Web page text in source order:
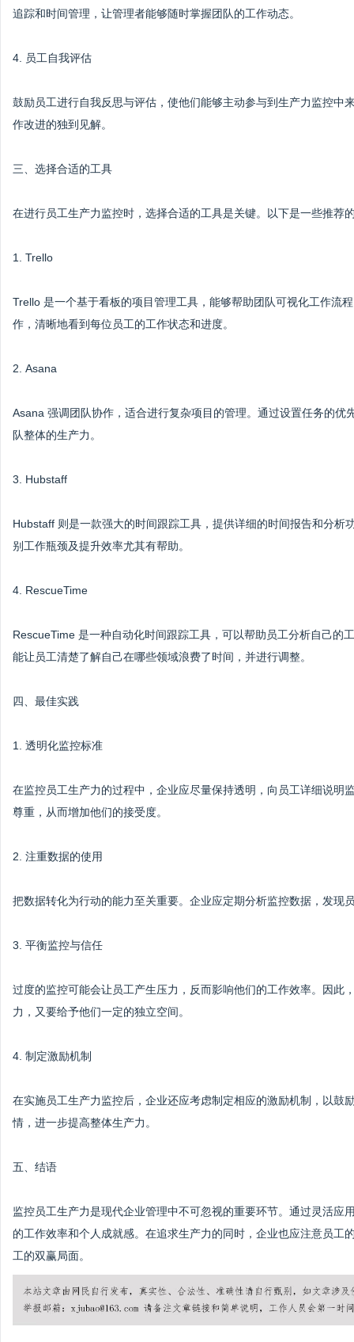
追踪和时间管理，让管理者能够随时掌握团队的工作动态。
4. 员工自我评估
鼓励员工进行自我反思与评估，使他们能够主动参与到生产力监控中
作改进的独到见解。
三、选择合适的工具
在进行员工生产力监控时，选择合适的工具是关键。以下是一些推荐
1. Trello
Trello 是一个基于看板的项目管理工具，能够帮助团队可视化工作流
作，清晰地看到每位员工的工作状态和进度。
2. Asana
Asana 强调团队协作，适合进行复杂项目的管理。通过设置任务的
队整体的生产力。
3. Hubstaff
Hubstaff 则是一款强大的时间跟踪工具，提供详细的时间报告和分
别工作瓶颈及提升效率尤其有帮助。
4. RescueTime
RescueTime 是一种自动化时间跟踪工具，可以帮助员工分析自己的
能让员工清楚了解自己在哪些领域浪费了时间，并进行调整。
四、最佳实践
1. 透明化监控标准
在监控员工生产力的过程中，企业应尽量保持透明，向员工详细说明
尊重，从而增加他们的接受度。
2. 注重数据的使用
把数据转化为行动的能力至关重要。企业应定期分析监控数据，发现
3. 平衡监控与信任
过度的监控可能会让员工产生压力，反而影响他们的工作效率。因此
力，又要给予他们一定的独立空间。
4. 制定激励机制
在实施员工生产力监控后，企业还应考虑制定相应的激励机制，以鼓
情，进一步提高整体生产力。
五、结语
监控员工生产力是现代企业管理中不可忽视的重要环节。通过灵活
的工作效率和个人成就感。在追求生产力的同时，企业也应注意员
工的双赢局面。